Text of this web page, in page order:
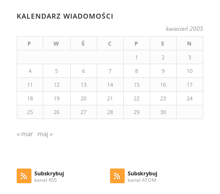
KALENDARZ WIADOMOŚCI
kwiecień 2005
P W Ś C P S
N
1
2
3
4
5 6 7 8 9
10
11
12 13 14 15 16
17
18
19 20 21 22 23
24
25
26 27 28 29 30
« mar maj »
Subskrybuj
kanał RSS
Subskrybuj
kanał ATOM